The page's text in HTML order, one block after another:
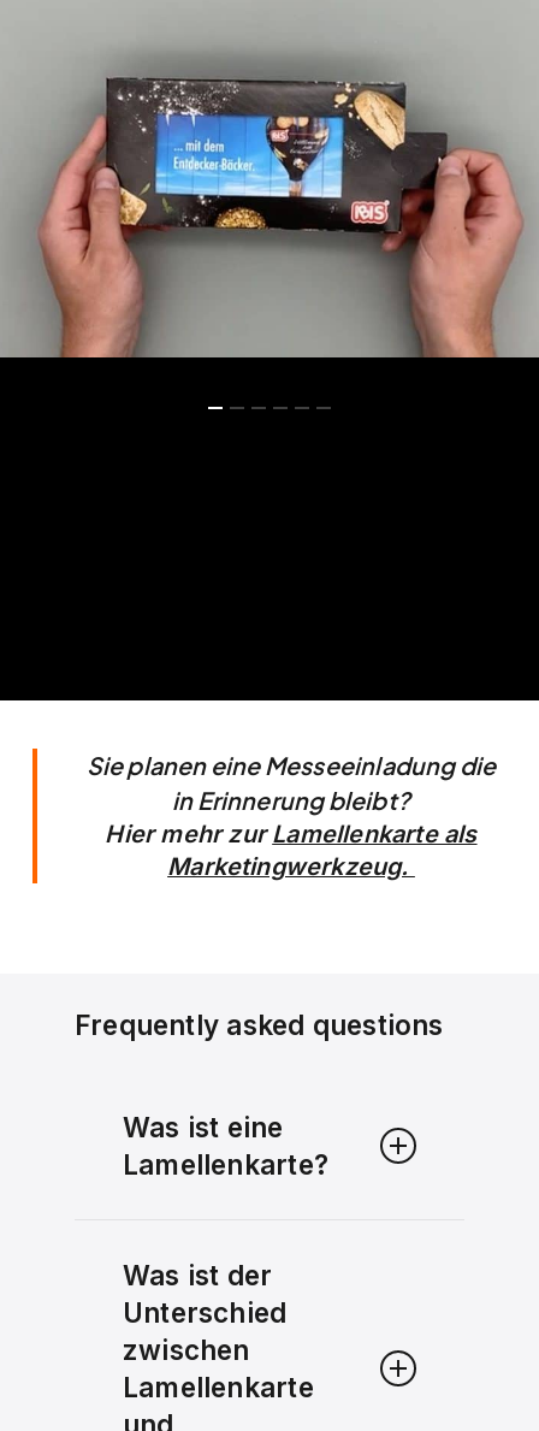
Sie planen eine Messeeinladung die
in Erinnerung bleibt?
Hier mehr zurLamellenkarte als
Marketingwerkzeug.
Frequently asked questions
Was ist eine
Lamellenkarte?
ein gedruckter Ordner, der
ein aufklappbares Element
enthält, das beim Öffnen
einen visuellen Tiefeneffekt
erzeugt. Er erweitert die
Was ist der
Unterschied
zwischen
Lamellenkarte